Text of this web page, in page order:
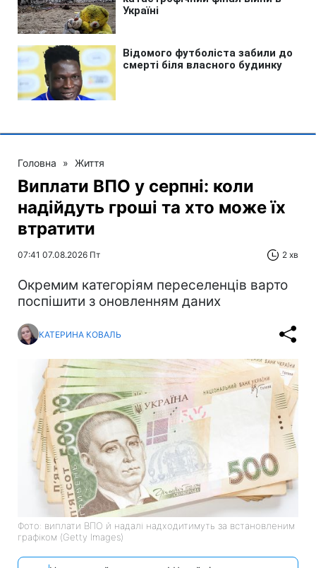
Головна » Життя
Виплати ВПО у серпні: коли
надійдуть гроші та хто може їх
втратити
07:41 07.08.2026 Пт 2 хв
Окремим категоріям переселенців варто
поспішити з оновленням даних
КАТЕРИНА КОВАЛЬ
Фото: виплати ВПО й надалі надходитимуть за встановленим
графіком (Getty Images)